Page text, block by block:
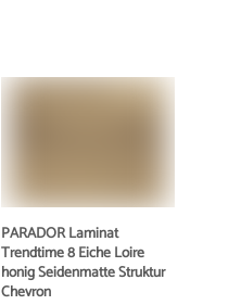
PARADOR Laminat
Trendtime 8 Eiche Loire
honig Seidenmatte Struktur
Chevron